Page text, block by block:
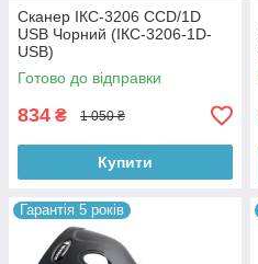
Сканер ІКС-3206 CCD/1D
USB Чорний (ІКС-3206-1D-
USB)
Готово до відправки
834 ₴ 1 050 ₴
Купити
Гарантія 5 років